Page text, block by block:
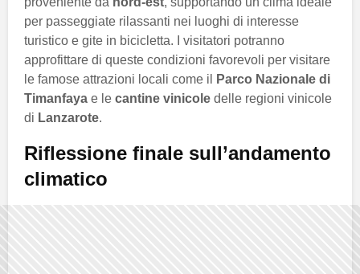
per passeggiate rilassanti nei luoghi di interesse
turistico e gite in bicicletta. I visitatori potranno
approfittare di queste condizioni favorevoli per visitare
le famose attrazioni locali come il
Parco Nazionale di
Timanfaya e le cantine vinicole delle regioni vinicole
di Lanzarote.
Riflessione finale sull’andamento
climatico